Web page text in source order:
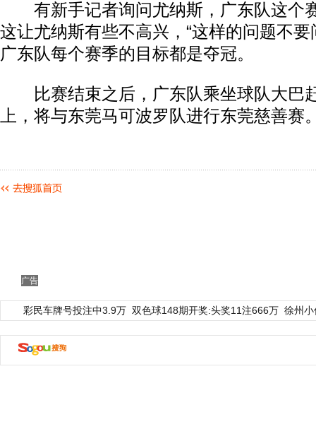
有新手记者询问尤纳斯，广东队这个
这让尤纳斯有些不高兴，“这样的问题不要
广东队每个赛季的目标都是夺冠。
比赛结束之后，广东队乘坐球队大巴
上，将与东莞马可波罗队进行东莞慈善赛
广告
彩民车牌号投注中3.9万 双色球148期开奖:头奖11注666万 徐州